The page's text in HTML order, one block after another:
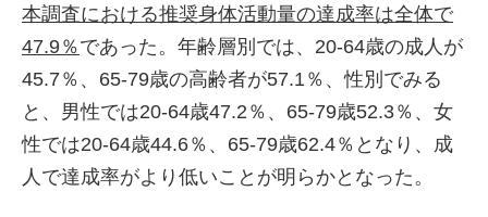
本調査における推奨身体活動量の達成率は全体で
47.9％であった。年齢層別では、20-64歳の成人が
45.7％、65-79歳の高齢者が57.1％、性別でみる
と、男性では20-64歳47.2％、65-79歳52.3％、女
性では20-64歳44.6％、65-79歳62.4％となり、成
人で達成率がより低いことが明らかとなった。